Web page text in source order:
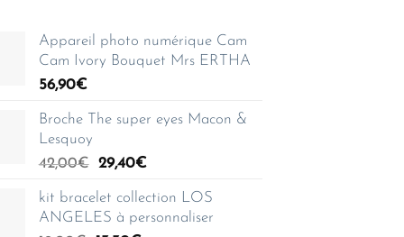
Appareil photo numérique Cam
Cam Ivory Bouquet Mrs ERTHA
56,90€
Broche The super eyes Macon &
Lesquoy
42,00€
Le
initial
était :
29,40€Le
actuel
est :
kit bracelet collection LOS
ANGELES à personnaliser